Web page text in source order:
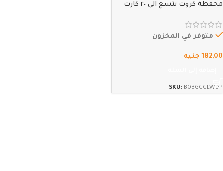
محفظة كروت تتسع الي ٢٠ كارت
يدوي، من فوكس كاجوال (بني
محبب)
متوفر في المخزون
182,00 جنيه
SKU: B0BGCCLWDP